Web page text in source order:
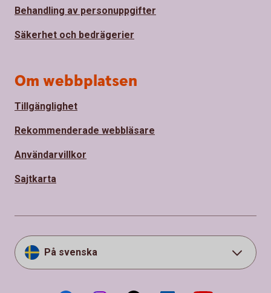
Behandling av personuppgifter
Säkerhet och bedrägerier
Om webbplatsen
Tillgänglighet
Rekommenderade webbläsare
Användarvillkor
Sajtkarta
På svenska